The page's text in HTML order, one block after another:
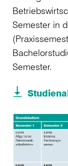
Semester in
Semester.